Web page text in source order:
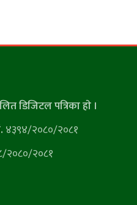
डिजिटल पत्रिका हाे ।
४३९४/२०८०/२०८१
२०८०/२०८१